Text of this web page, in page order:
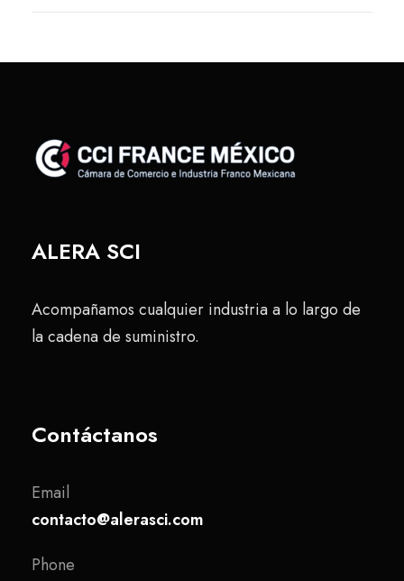
ALERA SCI
Acompañamos cualquier industria a lo largo de
la cadena de suministro.
Contáctanos
Email
contacto@alerasci.com
Phone